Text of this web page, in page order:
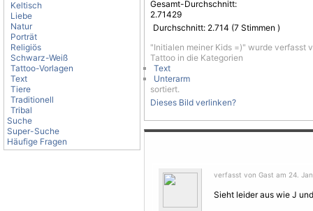
Keltisch
Liebe
Natur
Porträt
Religiös
Schwarz-Weiß
Tattoo-Vorlagen
Text
Tiere
Traditionell
Tribal
Suche
Super-Suche
Häufige Fragen
Gesamt-Durchschnitt:
2.71429
Durchschnitt: 2.714 (7 Stimmen )
"Initialen meiner Kids =)" wurde verfasst
Tattoo in die Kategorien
Text
Unterarm
sortiert.
Dieses Bild verlinken?
verfasst von Gast am 24.
Sieht leider aus wie J